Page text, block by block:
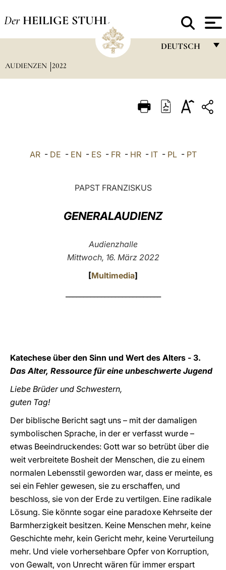
Der HEILIGE STUHL
DEUTSCH
ITALIANO
中文
AUDIENZEN 2022
AR- DE - EN - ES- FR- HR- IT- PL- PT
PAPST FRANZISKUS
GENERALAUDIENZ
Audienzhalle
Mittwoch, 16. März 2022
[Multimedia]
Katechese über den Sinn und Wert des Alters - 3.
Das Alter, Ressource für eine unbeschwerte Jugend
Liebe Brüder und Schwestern,
guten Tag!
Der biblische Bericht sagt uns – mit der damaligen
symbolischen Sprache, in der er verfasst wurde –
etwas Beeindruckendes: Gott war so betrübt über die
weit verbreitete Bosheit der Menschen, die zu einem
normalen Lebensstil geworden war, dass er meinte, es
sei ein Fehler gewesen, sie zu erschaffen, und
beschloss, sie von der Erde zu vertilgen. Eine radikale
Lösung. Sie könnte sogar eine paradoxe Kehrseite der
Barmherzigkeit besitzen. Keine Menschen mehr, keine
Geschichte mehr, kein Gericht mehr, keine Verurteilung
mehr. Und viele vorhersehbare Opfer von Korruption,
von Gewalt, von Unrecht wären für immer erspart